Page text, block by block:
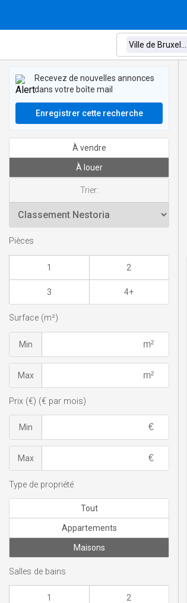
Recevez de nouvelles annonces
dans votre boîte mail
Enregistrer cette recherche
À vendre
À louer
Trier:
Pièces
1 2
3 4+
Surface (m²)
Min
Max
Prix (€) (€ par mois)
Min
Max
Type de propriété
Tout
Appartements
Maisons
Salles de bains
1 2